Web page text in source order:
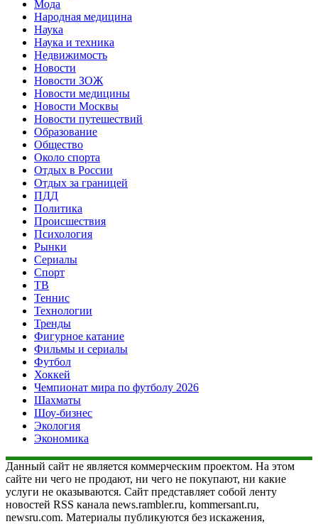
Мода
Народная медицина
Наука
Наука и техника
Недвижимость
Новости
Новости ЗОЖ
Новости медицины
Новости Москвы
Новости путешествий
Образование
Общество
Около спорта
Отдых в России
Отдых за границей
ПДД
Политика
Происшествия
Психология
Рынки
Сериалы
Спорт
ТВ
Теннис
Технологии
Тренды
Фигурное катание
Фильмы и сериалы
Футбол
Хоккей
Чемпионат мира по футболу 2026
Шахматы
Шоу-бизнес
Экология
Экономика
Данный сайт не является коммерческим проектом. На этом
сайте ни чего не продают, ни чего не покупают, ни какие
услуги не оказываются. Сайт представляет собой ленту
новостей RSS канала news.rambler.ru, kommersant.ru,
newsru.com. Материалы публикуются без искажения,